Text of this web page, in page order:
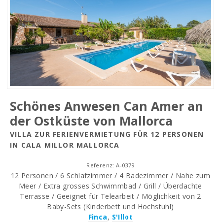
Schönes Anwesen Can Amer an
der Ostküste von Mallorca
VILLA ZUR FERIENVERMIETUNG FÜR 12 PERSONEN
IN CALA MILLOR MALLORCA
Referenz: A-0379
12 Personen / 6 Schlafzimmer / 4 Badezimmer / Nahe zum
Meer / Extra grosses Schwimmbad / Grill / Überdachte
Terrasse / Geeignet für Telearbeit / Möglichkeit von 2
Baby-Sets (Kinderbett und Hochstuhl)
Finca, S'Illot